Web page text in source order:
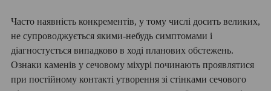
Часто наявність конкрементів, у тому числі досить великих,
не супроводжується якими-небудь симптомами і
діагностується випадково в ході планових обстежень.
Ознаки каменів у сечовому міхурі починають проявлятися
при постійному контакті утворення зі стінками сечового